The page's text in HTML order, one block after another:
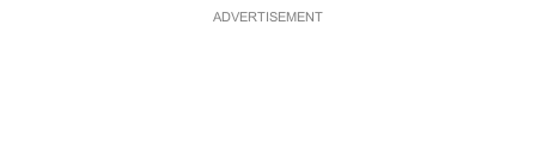
ADVERTISEMENT